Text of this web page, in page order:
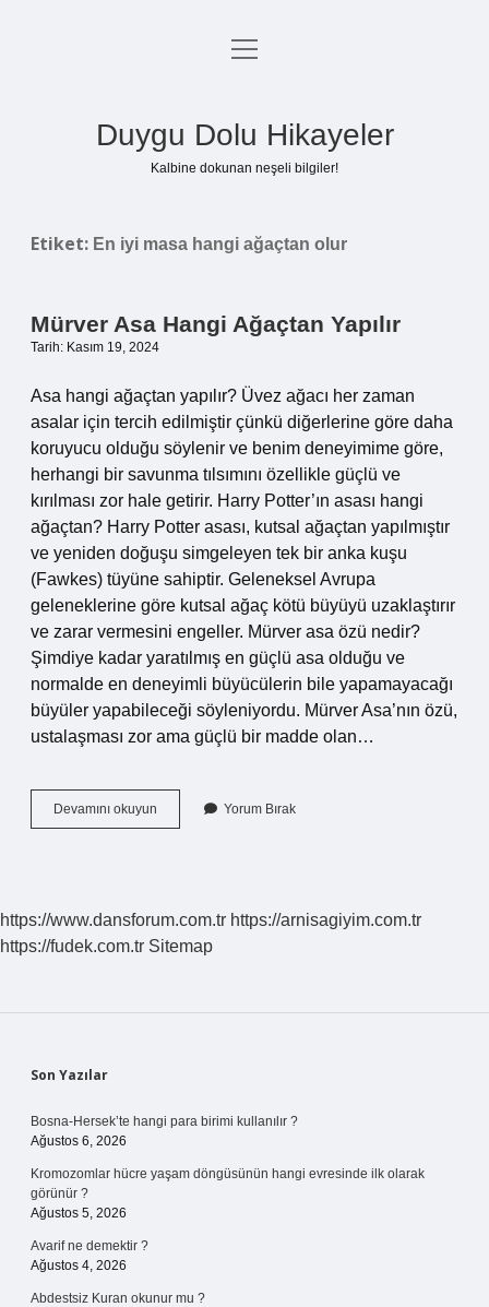
Anasayfa
menüyü
Duygu Dolu Hikayeler
Kalbine dokunan neşeli bilgiler!
Etiket: En iyi masa hangi ağaçtan olur
Mürver Asa Hangi Ağaçtan Yapılır
Tarih: Kasım 19, 2024
Asa hangi ağaçtan yapılır? Üvez ağacı her zaman
asalar için tercih edilmiştir çünkü diğerlerine göre daha
koruyucu olduğu söylenir ve benim deneyimime göre,
herhangi bir savunma tılsımını özellikle güçlü ve
kırılması zor hale getirir. Harry Potter’ın asası hangi
ağaçtan? Harry Potter asası, kutsal ağaçtan yapılmıştır
ve yeniden doğuşu simgeleyen tek bir anka kuşu
(Fawkes) tüyüne sahiptir. Geleneksel Avrupa
geleneklerine göre kutsal ağaç kötü büyüyü uzaklaştırır
ve zarar vermesini engeller. Mürver asa özü nedir?
Şimdiye kadar yaratılmış en güçlü asa olduğu ve
normalde en deneyimli büyücülerin bile yapamayacağı
büyüler yapabileceği söyleniyordu. Mürver Asa’nın özü,
ustalaşması zor ama güçlü bir madde olan…
Devamını okuyun
Asa
Yorum Bırak
https://www.dansforum.com.tr https://arnisagiyim.com.tr
https://fudek.com.tr Sitemap
Sidebar
Son Yazılar
Bosna-Hersek’te hangi para birimi kullanılır ?
Ağustos 6, 2026
Kromozomlar hücre yaşam döngüsünün hangi evresinde ilk olarak
görünür ?
Ağustos 5, 2026
Avarif ne demektir ?
Ağustos 4, 2026
Abdestsiz Kuran okunur mu ?